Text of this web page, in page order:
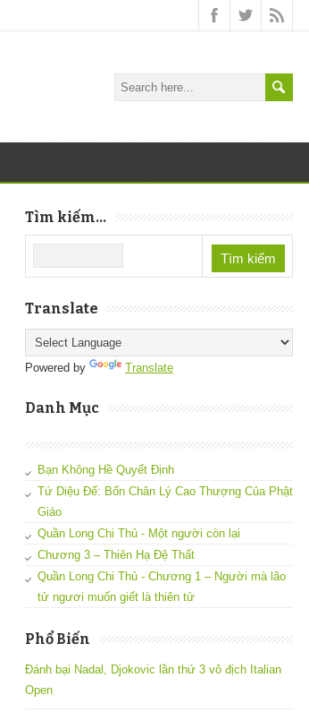
Tìm kiếm...
Translate
Powered by Translate
Danh Mục
Bạn Không Hề Quyết Định
Tứ Diệu Đế: Bốn Chân Lý Cao Thượng Của Phật
Giáo
Quần Long Chi Thủ - Một người còn lại
Chương 3 – Thiên Hạ Đệ Thất
Quần Long Chi Thủ - Chương 1 – Người mà lão
tử ngươi muốn giết là thiên tử
Phổ Biến
Đánh bại Nadal, Djokovic lần thứ 3 vô địch Italian
Open